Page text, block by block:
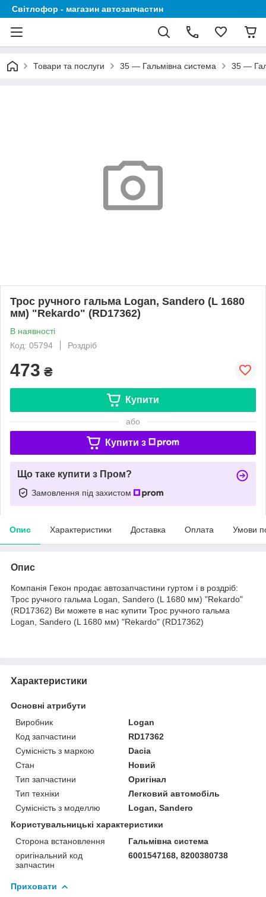
Світлофор - магазин автозапчастин
Товари та послуги 35 — Гальмівна система 35 —
Трос ручного гальма Logan, Sandero (L 1680
мм) "Rekardo" (RD17362)
В наявності
Код: 05794
Роздріб
473 ₴
Купити
або
Купити з
Що таке купити з Пром?
Замовлення під захистом
Опис Характеристики Доставка Оплата Умови
Опис
Компанія Гекон продає автозапчастини гуртом і в роздріб:
Трос ручного гальма Logan, Sandero (L 1680 мм) "Rekardo"
(RD17362) Ви можете в нас купити Трос ручного гальма
Logan, Sandero (L 1680 мм) "Rekardo" (RD17362)
Характеристики
Основні атрибути
Виробник
Logan
Код запчастини
RD17362
Сумісність з маркою
Dacia
Стан
Новий
Тип запчастини
Оригінал
Тип техніки
Легковий автомобіль
Сумісність з моделлю
Logan, Sandero
Користувальницькі характеристики
Сторона встановлення
Гальмівна система
оригінальний код
запчастин
6001547168, 8200380738
Приховати